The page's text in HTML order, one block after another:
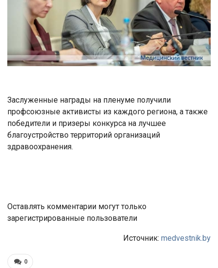
Заслуженные награды на пленуме получили
профсоюзные активисты из каждого региона, а также
победители и призеры конкурса на лучшее
благоустройство территорий организаций
здравоохранения.
Оставлять комментарии могут только
зарегистрированные пользователи
Источник: medvestnik.by
0